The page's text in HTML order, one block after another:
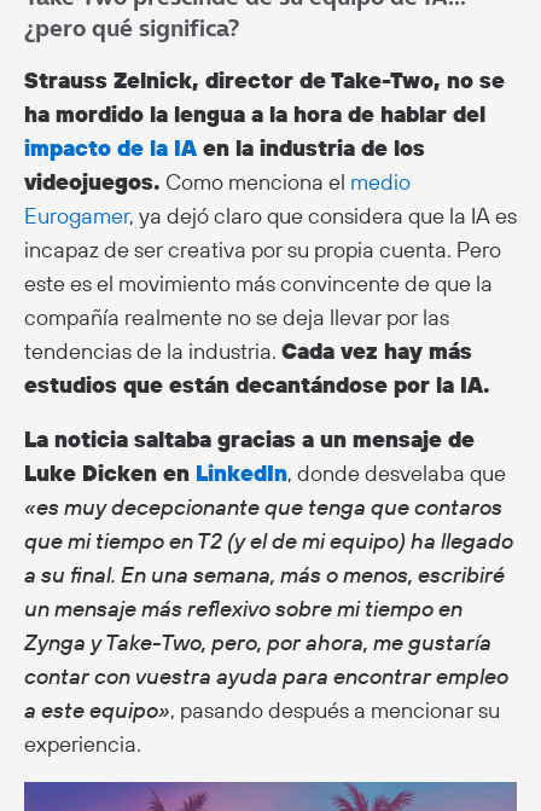
¿pero qué significa?
Strauss Zelnick, director de Take-Two, no se
ha mordido la lengua a la hora de hablar del
impacto de la IA en la industria de los
videojuegos. Como menciona el medio
Eurogamer, ya dejó claro que considera que la IA es
incapaz de ser creativa por su propia cuenta. Pero
este es el movimiento más convincente de que la
compañía realmente no se deja llevar por las
tendencias de la industria. Cada vez hay más
estudios que están decantándose por la IA.
La noticia saltaba gracias a un mensaje de
Luke Dicken en LinkedIn, donde desvelaba que
«es muy decepcionante que tenga que contaros
que mi tiempo en T2 (y el de mi equipo) ha llegado
a su final. En una semana, más o menos, escribiré
un mensaje más reflexivo sobre mi tiempo en
Zynga y Take-Two, pero, por ahora, me gustaría
contar con vuestra ayuda para encontrar empleo
a este equipo», pasando después a mencionar su
experiencia.